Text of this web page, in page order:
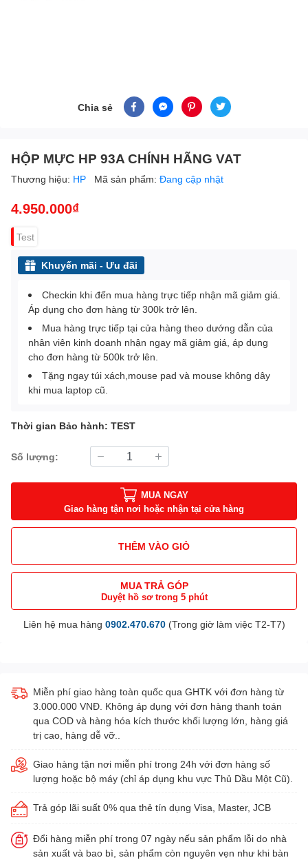
Chia sẻ
HỘP MỰC HP 93A CHÍNH HÃNG VAT
Thương hiệu: HP Mã sản phẩm: Đang cập nhật
4.950.000₫
Test
Khuyến mãi - Ưu đãi
Checkin khi đến mua hàng trực tiếp nhận mã giảm giá.
Áp dụng cho đơn hàng từ 300k trở lên.
Mua hàng trực tiếp tại cửa hàng theo dướng dẫn của
nhân viên kinh doanh nhận ngay mã giảm giá, áp dụng
cho đơn hàng từ 500k trở lên.
Tặng ngay túi xách,mouse pad và mouse không dây
khi mua laptop cũ.
Thời gian Bảo hành: TEST
Số lượng:
MUA NGAY
Giao hàng tận nơi hoặc nhận tại cửa hàng
THÊM VÀO GIỎ
MUA TRẢ GÓP
Duyệt hồ sơ trong 5 phút
Liên hệ mua hàng 0902.470.670(Trong giờ làm việc T2-T7)
Miễn phí giao hàng toàn quốc qua GHTK với đơn hàng từ
3.000.000 VNĐ. Không áp dụng với đơn hàng thanh toán
qua COD và hàng hóa kích thước khối lượng lớn, hàng giá
trị cao, hàng dễ vỡ..
Giao hàng tận nơi miễn phí trong 24h với đơn hàng số
lượng hoặc bộ máy (chỉ áp dụng khu vực Thủ Dầu Một Cũ).
Trả góp lãi suất 0% qua thẻ tín dụng Visa, Master, JCB
Đổi hàng miễn phí trong 07 ngày nếu sản phẩm lỗi do nhà
sản xuất và bao bì, sản phẩm còn nguyên vẹn như khi bàn